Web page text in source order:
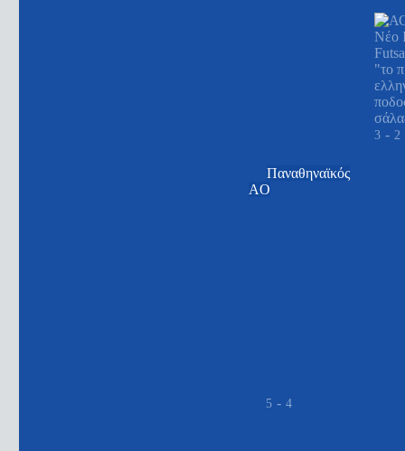
3 - 2
Παναθηναϊκός
AO
5 - 4